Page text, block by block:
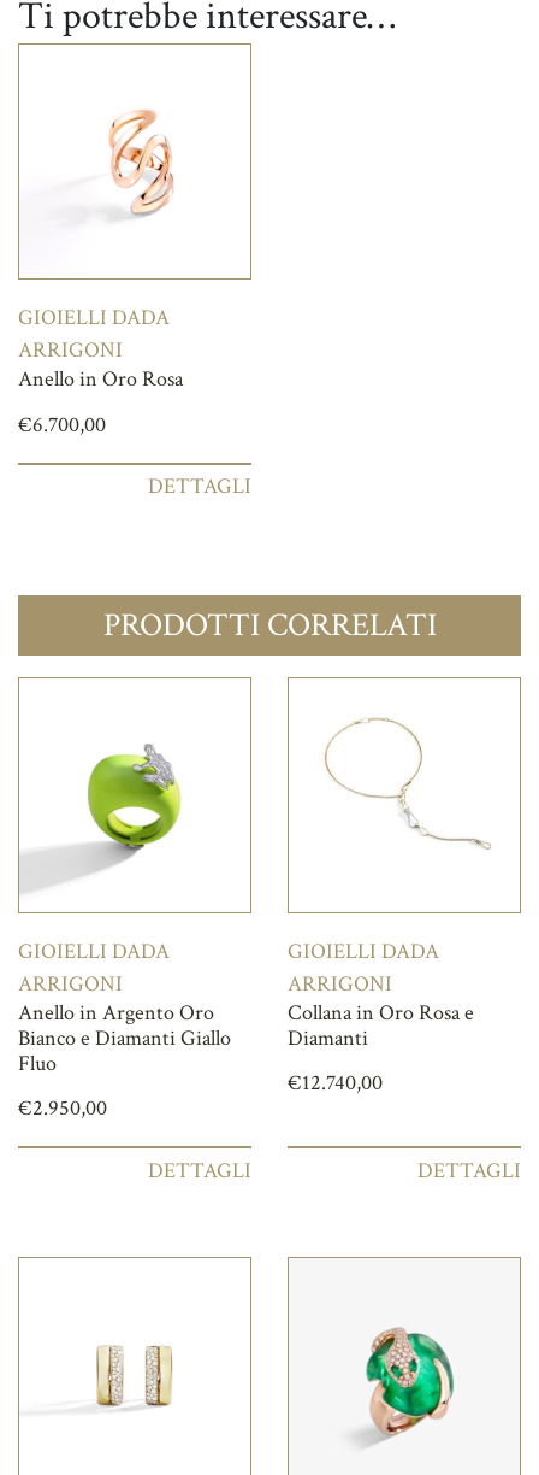
Ti potrebbe interessare…
GIOIELLI DADA
ARRIGONI
Anello in Oro Rosa
€6.700,00
DETTAGLI
PRODOTTI CORRELATI
GIOIELLI DADA
ARRIGONI
Anello in Argento Oro
Bianco e Diamanti Giallo
Fluo
€2.950,00
DETTAGLI
GIOIELLI DADA
ARRIGONI
Collana in Oro Rosa e
Diamanti
€12.740,00
DETTAGLI